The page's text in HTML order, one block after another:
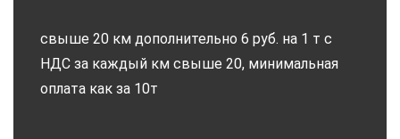
свыше 20 км дополнительно 6 руб. на 1 т с
НДС за каждый км свыше 20, минимальная
оплата как за 10т